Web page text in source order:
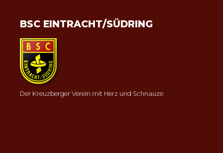
BSC EINTRACHT/SÜDRING
Der Kreuzberger Verein mit Herz und Schnauze